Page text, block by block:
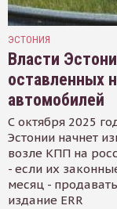
ЭСТОНИЯ
Власти
оставленных
автомобилей
С октября 2025
Эстонии начнет
возле КПП на
- если их
месяц -
издание ERR